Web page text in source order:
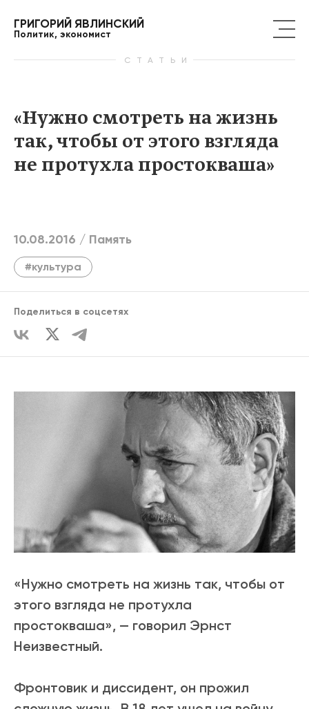
ГРИГОРИЙ ЯВЛИНСКИЙ
Политик, экономист
СТАТЬИ
«Нужно смотреть на жизнь
так, чтобы от этого взгляда
не протухла простокваша»
10.08.2016 / Память
#культура
Поделиться в соцсетях
«Нужно смотреть на жизнь так, чтобы от
этого взгляда не протухла
простокваша», — говорил Эрнст
Неизвестный.
Фронтовик и диссидент, он прожил